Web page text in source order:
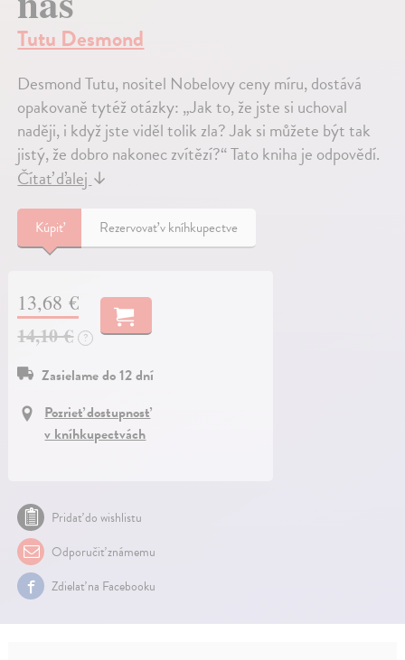
Tutu Desmond
Desmond Tutu, nositel Nobelovy ceny míru, dostává
opakovaně tytéž otázky: „Jak to, že jste si uchoval
naději, i když jste viděl tolik zla? Jak si můžete být tak
jistý, že dobro nakonec zvítězí?“ Tato kniha je odpovědí.
Čítať ďalej↓
Kúpiť Rezervovať v kníhkupectve
13,68 €
14,10 €
?
Zasielame do 12 dní
Pozrieť dostupnosť
v kníhkupectvách
Pridať do wishlistu
Odporučiť známemu
Zdielať na Facebooku